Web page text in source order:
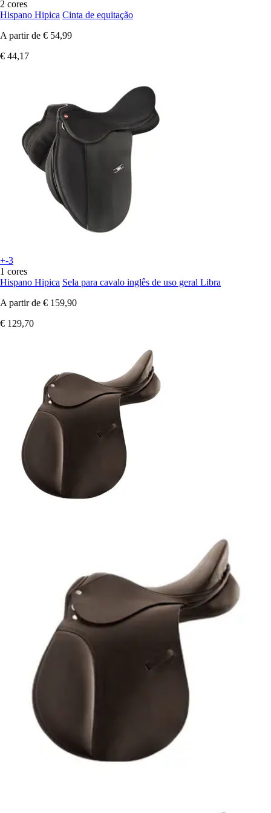
2 cores
Hispano Hipica Cinta de equitação
A partir de € 54,99
€ 44,17
+-3
1 cores
Hispano Hipica Sela para cavalo inglês de uso geral Libra
A partir de € 159,90
€ 129,70